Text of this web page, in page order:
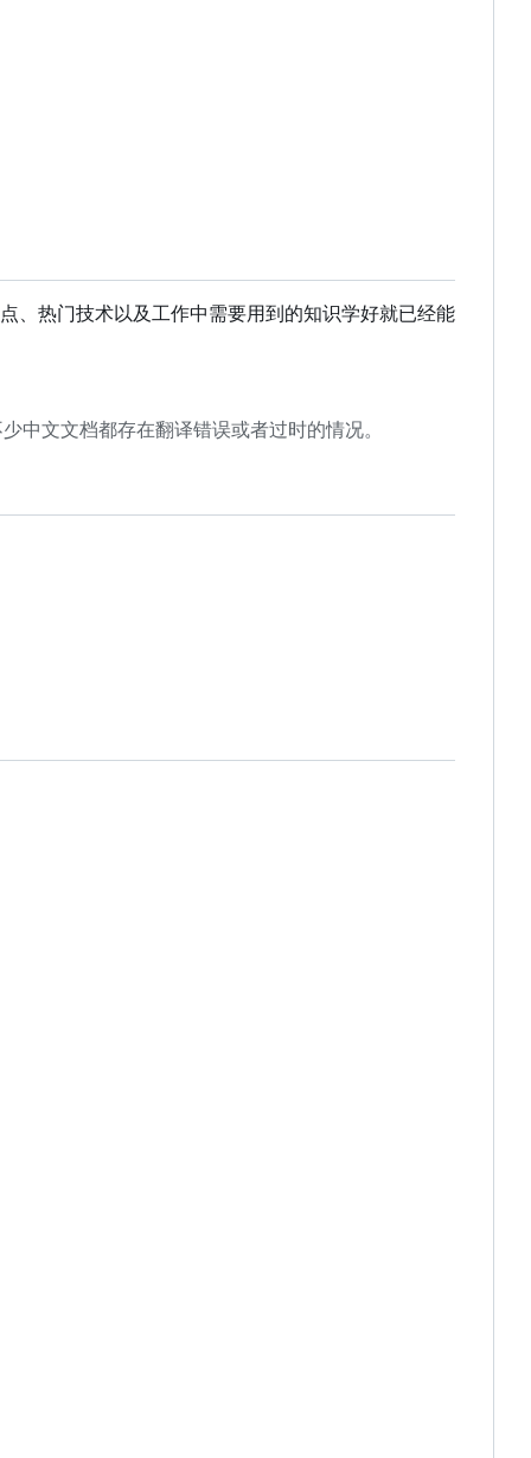
、热门技术以及工作中需要用到的知识学好就已经能
中文文档都存在翻译错误或者过时的情况。